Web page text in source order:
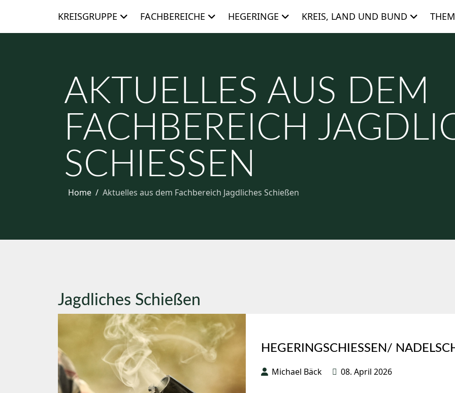
KREISGRUPPE FACHBEREICHE HEGERINGE KREIS, LAND UND BUND
AKTUELLES AUS DEM
FACHBEREICH
SCHIESSEN
Home Aktuelles aus dem Fachbereich Jagdliches Schießen
Jagdliches Schießen
HEGERINGSCHIESSEN/
Michael Bäck 08. April 2026